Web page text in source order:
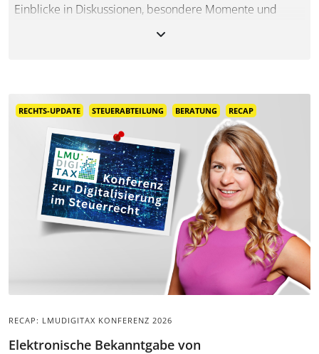
Einblicke in Diskussionen, besondere Momente und
Trends und Technologien.
RECHTS-UPDATE STEUERABTEILUNG BERATUNG RECAP
RECAP: LMUDIGITAX KONFERENZ 2026
Elektronische Bekanntgabe von